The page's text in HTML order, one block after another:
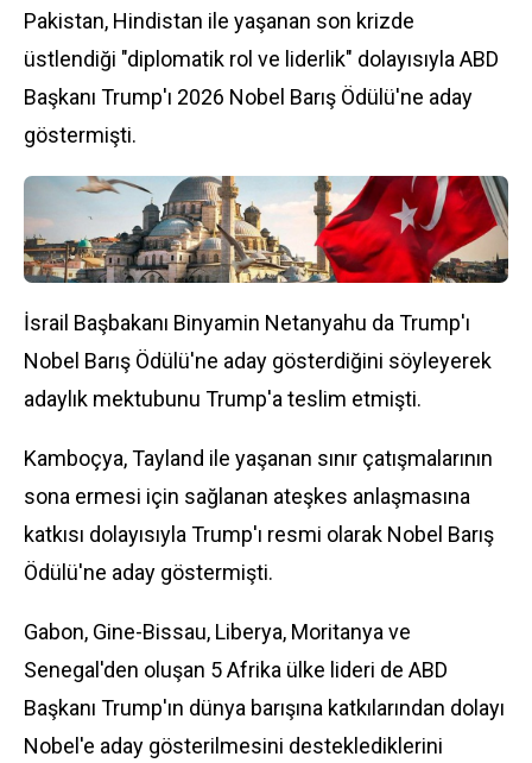
Pakistan, Hindistan ile yaşanan son krizde
üstlendiği "diplomatik rol ve liderlik" dolayısıyla ABD
Başkanı Trump'ı 2026 Nobel Barış Ödülü'ne aday
göstermişti.
İsrail Başbakanı Binyamin Netanyahu da Trump'ı
Nobel Barış Ödülü'ne aday gösterdiğini söyleyerek
adaylık mektubunu Trump'a teslim etmişti.
Kamboçya, Tayland ile yaşanan sınır çatışmalarının
sona ermesi için sağlanan ateşkes anlaşmasına
katkısı dolayısıyla Trump'ı resmi olarak Nobel Barış
Ödülü'ne aday göstermişti.
Gabon, Gine-Bissau, Liberya, Moritanya ve
Senegal'den oluşan 5 Afrika ülke lideri de ABD
Başkanı Trump'ın dünya barışına katkılarından dolayı
Nobel'e aday gösterilmesini desteklediklerini